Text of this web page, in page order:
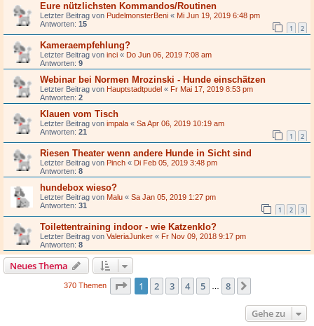
Eure nützlichsten Kommandos/Routinen
Letzter Beitrag von PudelmonsterBeni « Mi Jun 19, 2019 6:48 pm
Antworten: 15 1 2
Kameraempfehlung?
Letzter Beitrag von inci « Do Jun 06, 2019 7:08 am
Antworten: 9
Webinar bei Normen Mrozinski - Hunde einschätzen
Letzter Beitrag von Hauptstadtpudel « Fr Mai 17, 2019 8:53 pm
Antworten: 2
Klauen vom Tisch
Letzter Beitrag von impala « Sa Apr 06, 2019 10:19 am
Antworten: 21 1 2
Riesen Theater wenn andere Hunde in Sicht sind
Letzter Beitrag von Pinch « Di Feb 05, 2019 3:48 pm
Antworten: 8
hundebox wieso?
Letzter Beitrag von Malu « Sa Jan 05, 2019 1:27 pm
Antworten: 31 1 2 3
Toilettentraining indoor - wie Katzenklo?
Letzter Beitrag von ValeriaJunker « Fr Nov 09, 2018 9:17 pm
Antworten: 8
Neues Thema
370 Themen Seite 1von
1 2 3 4 5 8
Gehe zu